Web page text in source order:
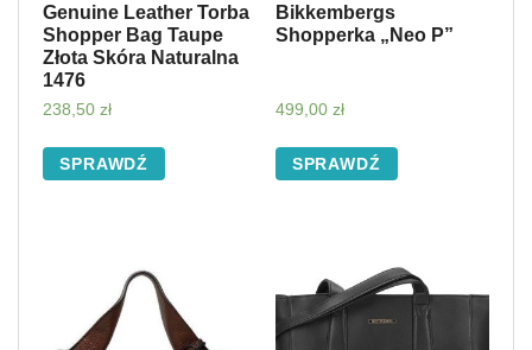
Genuine Leather Torba
Shopper Bag Taupe
Złota Skóra Naturalna
1476
238,50 zł
SPRAWDŹ
Bikkembergs
Shopperka „Neo P”
499,00 zł
SPRAWDŹ